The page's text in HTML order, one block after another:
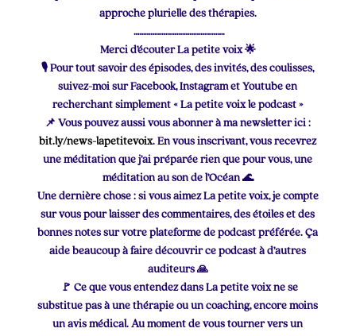
approche plurielle des thérapies.
………………………………………….
Merci d’écouter La petite voix 🌟
🎙 Pour tout savoir des épisodes, des invités, des coulisses,
suivez-moi sur Facebook, Instagram et Youtube en
recherchant simplement « La petite voix le podcast »
📌 Vous pouvez aussi vous abonner à ma newsletter ici :
bit.ly/news-lapetitevoix. En vous inscrivant, vous recevrez
une méditation que j’ai préparée rien que pour vous, une
méditation au son de l’Océan 🌊
Une dernière chose : si vous aimez La petite voix, je compte
sur vous pour laisser des commentaires, des étoiles et des
bonnes notes sur votre plateforme de podcast préférée. Ça
aide beaucoup à faire découvrir ce podcast à d’autres
auditeurs 🙏
🚩 Ce que vous entendez dans La petite voix ne se
substitue pas à une thérapie ou un coaching, encore moins
un avis médical. Au moment de vous tourner vers un